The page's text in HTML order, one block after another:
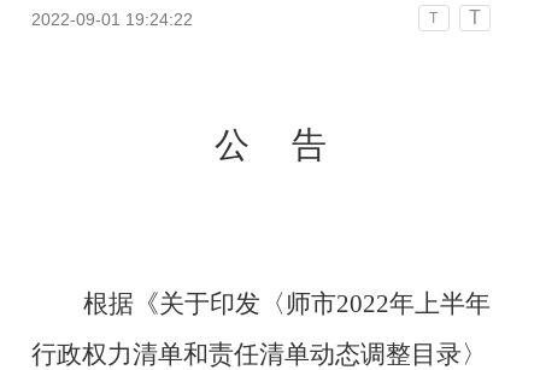
2022-09-01 19:24:22 T T
公 告
根据《关于印发〈师市2022年上半年
行政权力清单和责任清单动态调整目录〉